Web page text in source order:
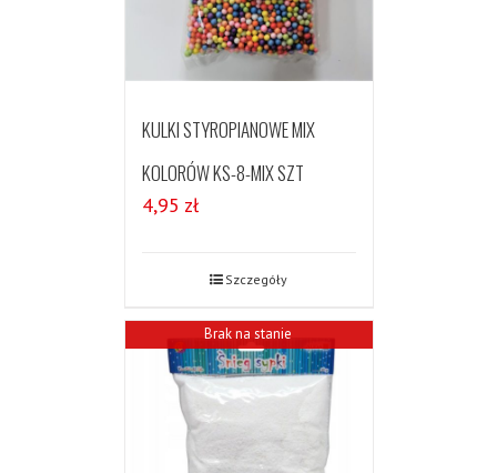
KULKI STYROPIANOWE MIX
KOLORÓW KS-8-MIX SZT
4,95 zł
Szczegóły
Brak na stanie